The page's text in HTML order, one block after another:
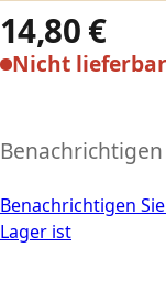
Nicht
14,80 €
Benachrichtigen
Lager ist